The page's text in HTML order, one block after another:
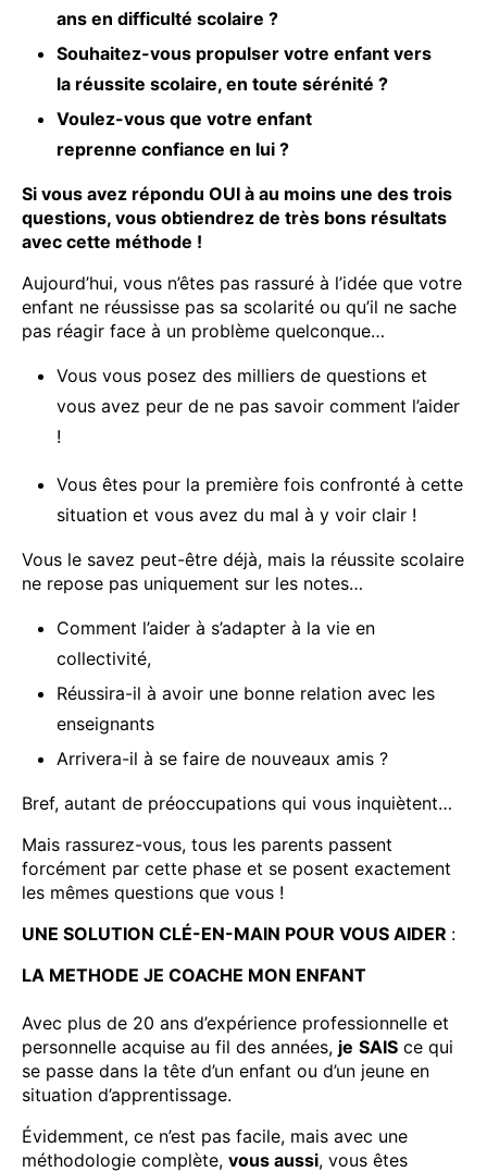
ans en difficulté scolaire ?
Souhaitez-vous propulser votre enfant vers
la réussite scolaire, en toute sérénité ?
Voulez-vous que votre enfant
reprenne confiance en lui ?
Si vous avez répondu OUI à au moins une des trois
questions, vous obtiendrez de très bons résultats
avec cette méthode !
Aujourd’hui, vous n’êtes pas rassuré à l’idée que votre
enfant ne réussisse pas sa scolarité ou qu’il ne sache
pas réagir face à un problème quelconque…
Vous vous posez des milliers de questions et
vous avez peur de ne pas savoir comment l’aider
!
Vous êtes pour la première fois confronté à cette
situation et vous avez du mal à y voir clair !
Vous le savez peut-être déjà, mais la réussite scolaire
ne repose pas uniquement sur les notes…
Comment l’aider à s’adapter à la vie en
collectivité,
Réussira-il à avoir une bonne relation avec les
enseignants
Arrivera-il à se faire de nouveaux amis ?
Bref, autant de préoccupations qui vous inquiètent…
Mais rassurez-vous, tous les parents passent
forcément par cette phase et se posent exactement
les mêmes questions que vous !
UNE SOLUTION CLÉ-EN-MAIN POUR VOUS AIDER :
LA METHODE JE COACHE MON ENFANT
Avec plus de 20 ans d’expérience professionnelle et
personnelle acquise au fil des années, je SAIS ce qui
se passe dans la tête d’un enfant ou d’un jeune en
situation d’apprentissage.
Évidemment, ce n’est pas facile, mais avec une
méthodologie complète, vous aussi, vous êtes